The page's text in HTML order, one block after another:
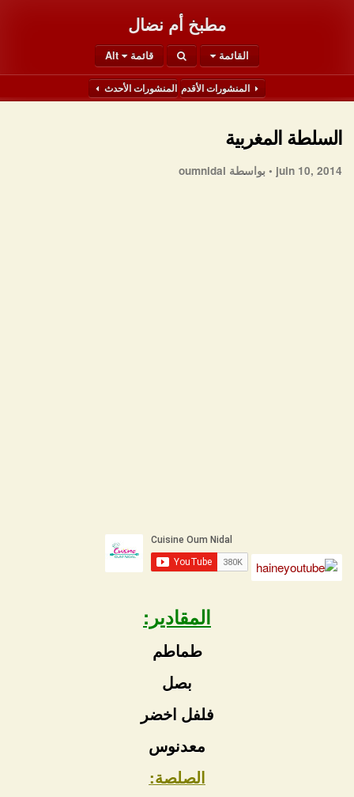
مطبخ أم نضال
القائمة قائمة Alt
المنشورات الأقدم المنشورات الأحدث
السلطة المغربية
juin 10, 2014 • بواسطة oumnidal
المقادير:
طماطم
بصل
فلفل اخضر
معدنوس
الصلصة: